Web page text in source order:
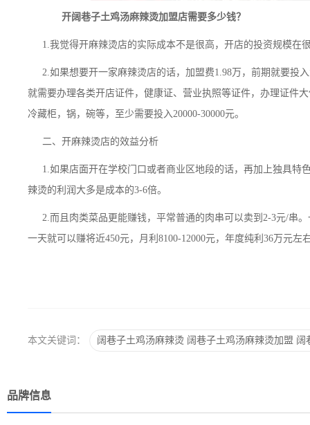
开阔巷子土鸡汤麻辣烫加盟店需要多少钱？
1.我觉得开麻辣烫店的实际成本不是很高，开店的投资规模在
2.如果想要开一家麻辣烫店的话，加盟费1.98万，前期就要投
就需要办理各类开店证件，健康证、营业执照等证件，办理证件
冷藏柜，锅，碗等，至少需要投入20000-30000元。
二、开麻辣烫店的效益分析
1.如果店面开在学校门口或者商业区地段的话，再加上独具
辣烫的利润大多是成本的3-6倍。
2.而且肉类菜品更能赚钱，平常普通的肉串可以卖到2-3元/串
一天就可以赚将近450元，月利8100-12000元，年度纯利36万元
本文关键词： 阔巷子土鸡汤麻辣烫 阔巷子土鸡汤麻辣烫加盟 阔
品牌信息